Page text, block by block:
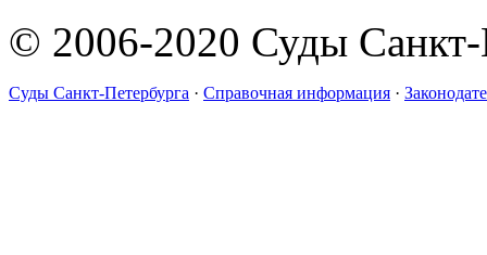
© 2006-2020 Суды Санкт-
Суды Санкт-Петербурга · Справочная информация ·